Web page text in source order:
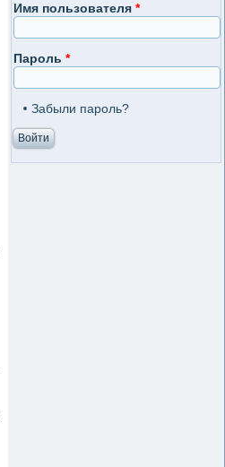
Имя пользователя *
Пароль *
Забыли пароль?